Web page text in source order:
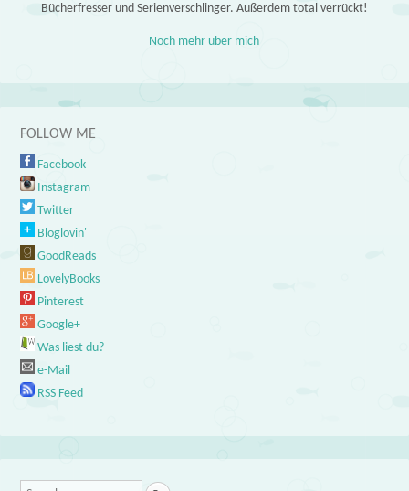
Bücherfresser und Serienverschlinger. Außerdem total verrückt!
Noch mehr über mich
FOLLOW ME
Facebook
Instagram
Twitter
Bloglovin'
GoodReads
LovelyBooks
Pinterest
Google+
Was liest du?
e-Mail
RSS Feed